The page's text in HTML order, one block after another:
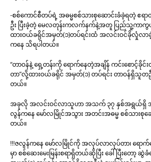
-စစ်ကောင်စီတပ်ရဲ့ အဓမ္မစစ်သားစုဆောင်းခံခဲ့ရတဲ့ ဧ
ဦး ပြီးခဲ့တဲ့ မေလတုန်းကလက်နက်နဲ့အတူ ပြည်သူ့ကာကွယ်
ထားဝယ်ခရိုင်အမှတ်(၁)တပ်ရင်းထံ အလင်းဝင်ခိုလှုံ
ကနေ သိရပါတယ်။
“တာဝန်နဲ့ ရှေ့တန်းကို ရောက်နေတဲ့အချိန် ကင်းစောင့်ခိုင်
တာ”လို့ထားဝယ်ခရိုင် အမှတ်(၁) တပ်ရင်း တာဝန်ရှိသူတဦး
တယ်။
အခုလို အလင်းဝင်လာသူဟာ အသက် ၃၇ နှစ်အရွယ်ရှိ အမျို
လွန်ကနေ မော်လမြိုင်အသွား အတင်းအဓမ္မ စစ်သားစုဆ
တယ်။
!!!ဇလွန်ကနေ မော်လမြိုင်ကို အလုပ်လာလုပ်တာ၊ ရောက်
မှာ စစ်ဆေးမေးမြန်းစရာရှိတယ်ဆိုပြီး ခေါ်ပြီးတော့